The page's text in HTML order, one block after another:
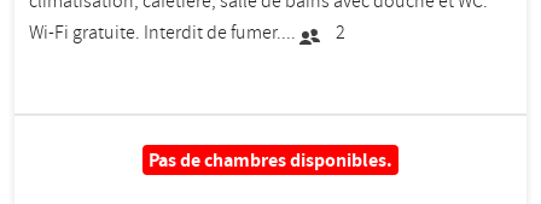
Wi-Fi gratuite. Interdit de fumer.... 2
Pas de chambres disponibles.